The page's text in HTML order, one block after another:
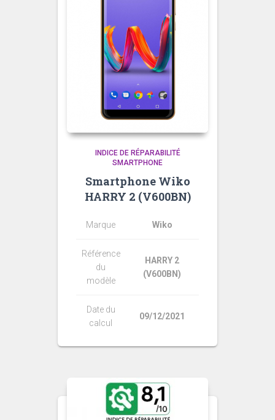
INDICE DE RÉPARABILITÉ
SMARTPHONE
Smartphone Wiko
HARRY 2 (V600BN)
Marque Wiko
Référence
du
modèle
HARRY 2
(V600BN)
Date du
calcul
09/12/2021